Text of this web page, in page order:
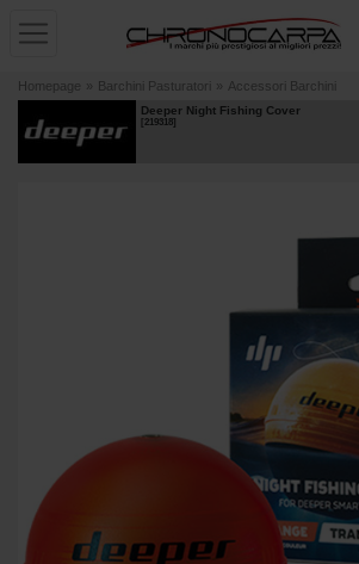
Homepage » Barchini Pasturatori » Accessori Barchini
Deeper Night Fishing Cover
[219318]